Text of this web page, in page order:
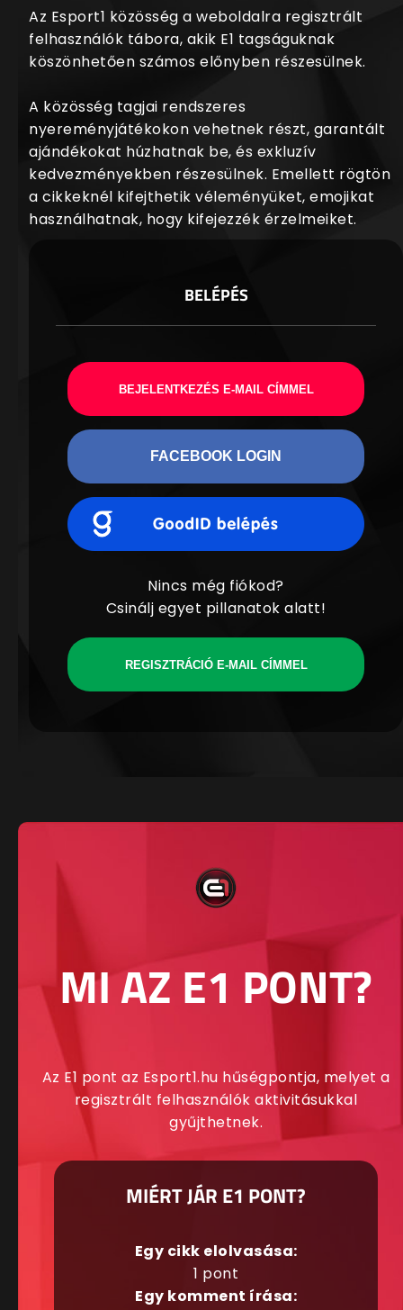
Az Esport1 közösség a weboldalra regisztrált
felhasználók tábora, akik E1 tagságuknak
köszönhetően számos előnyben részesülnek.
A közösség tagjai rendszeres
nyereményjátékokon vehetnek részt, garantált
ajándékokat húzhatnak be, és exkluzív
kedvezményekben részesülnek. Emellett rögtön
a cikkeknél kifejthetik véleményüket, emojikat
használhatnak, hogy kifejezzék érzelmeiket.
BELÉPÉS
BEJELENTKEZÉS E-MAIL CÍMMEL
FACEBOOK LOGIN
Nincs még fiókod?
Csinálj egyet pillanatok alatt!
REGISZTRÁCIÓ E-MAIL CÍMMEL
MI AZ E1 PONT?
Az E1 pont az Esport1.hu hűségpontja, melyet a
regisztrált felhasználók aktivitásukkal
gyűjthetnek.
MIÉRT JÁR E1 PONT?
Egy cikk elolvasása:
1 pont
Egy komment írása: